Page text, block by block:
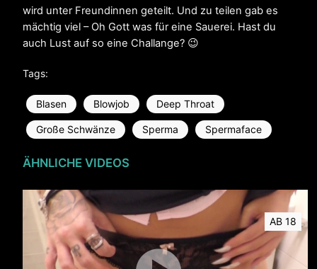
wird unter Freundinnen geteilt. Und zu teilen gab es
mächtig viel – Oh Gott was für eine Sauerei. Hast du
auch Lust auf so eine Challange? 😉
Tags:
Blasen Blowjob Deep Throat
Große Schwänze Sperma Spermaface
ÄHNLICHE VIDEOS
AB 18